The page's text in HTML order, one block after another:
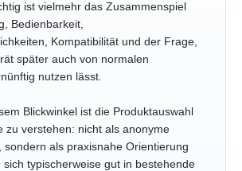
ist vielmehr das Zusammenspiel
Bedienbarkeit,
Kompatibilität und der Frage,
später auch von normalen
nutzen lässt.
Blickwinkel ist die Produktauswahl
zu verstehen: nicht als anonyme
sondern als praxisnahe Orientierung
sich typischerweise gut in bestehende